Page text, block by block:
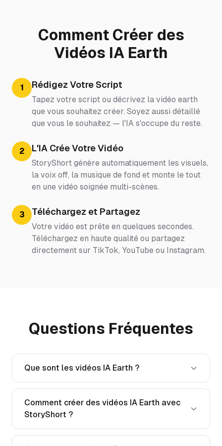
Comment Créer des
Vidéos IA Earth
1 Rédigez Votre Script
Tapez votre script ou décrivez la vidéo earth
que vous souhaitez créer. Soyez aussi détaillé
que vous le souhaitez — l'IA s'occupe du reste.
2 L'IA Crée Votre Vidéo
StoryShort génère automatiquement les visuels,
la voix off, la musique de fond et monte le tout
en une vidéo soignée multi-scènes.
3 Téléchargez et Partagez
Votre vidéo est prête en quelques secondes.
Téléchargez en haute qualité ou partagez
directement sur TikTok, YouTube ou Instagram.
Questions Fréquentes
Que sont les vidéos IA Earth ?
Comment créer des vidéos IA Earth avec
StoryShort ?